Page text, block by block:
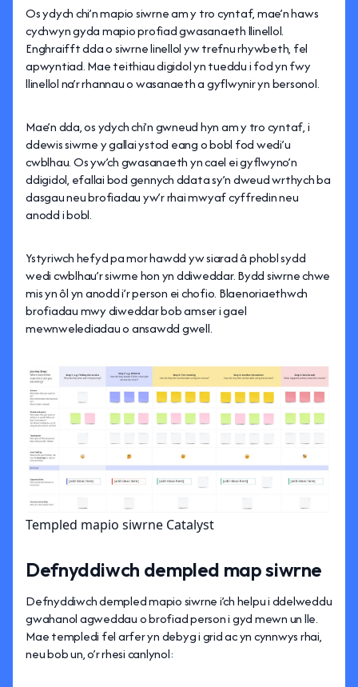
Os ydych chi’n mapio siwrne am y tro cyntaf, mae’n haws
cychwyn gyda mapio profiad gwasanaeth llinellol.
Enghraifft dda o siwrne linellol yw trefnu rhywbeth, fel
apwyntiad. Mae teithiau digidol yn tueddu i fod yn fwy
llinellol na’r rhannau o wasanaeth a gyflwynir yn bersonol.
Mae’n dda, os ydych chi’n gwneud hyn am y tro cyntaf, i
ddewis siwrne y gallai ystod eang o bobl fod wedi’u
cwblhau. Os yw’ch gwasanaeth yn cael ei gyflwyno’n
ddigidol, efallai bod gennych ddata sy’n dweud wrthych ba
dasgau neu brofiadau yw’r rhai mwyaf cyffredin neu
anodd i bobl.
Ystyriwch hefyd pa mor hawdd yw siarad â phobl sydd
wedi cwblhau’r siwrne hon yn ddiweddar. Bydd siwrne chwe
mis yn ôl yn anodd i’r person ei chofio. Blaenoriaethwch
brofiadau mwy diweddar bob amser i gael
mewnwelediadau o ansawdd gwell.
Templed mapio siwrne Catalyst
Defnyddiwch dempled map siwrne
Defnyddiwch dempled mapio siwrne i’ch helpu i ddelweddu
gwahanol agweddau o brofiad person i gyd mewn un lle.
Mae templedi fel arfer yn debyg i grid ac yn cynnwys rhai,
neu bob un, o’r rhesi canlynol: